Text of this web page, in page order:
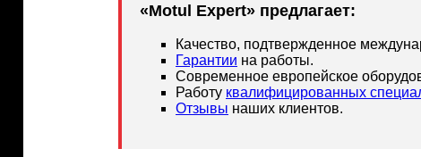
«Motul Expert» предлагает:
Качество, подтвержденное
Гарантии на работы.
Современное европейское
Работу квалифицированных
Отзывы наших клиентов.